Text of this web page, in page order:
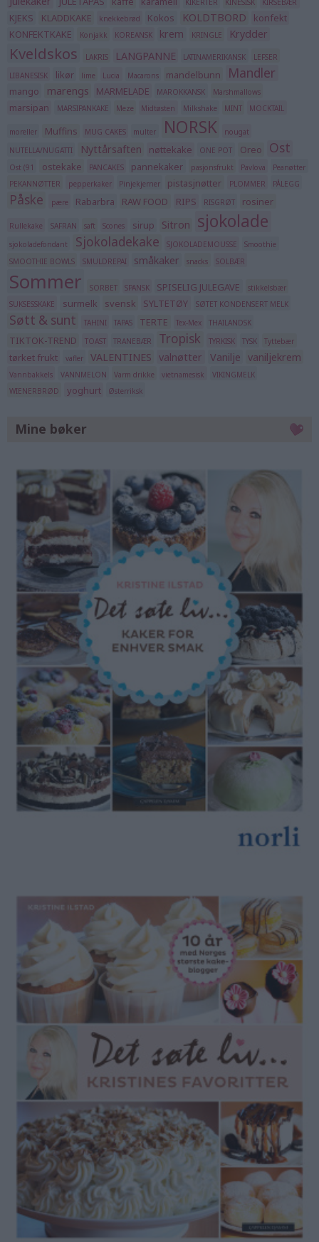
KIKERTER KINESISK KIRSEBÆR
KJEKS KLADDKAKE knekkebrød Kokos KOLDTBORD
konfekt
KONFEKTKAKE
Konjakk KOREANSK krem KRINGLE Krydder
Kveldskos LAKRIS LANGPANNE LATINAMERIKANSK
LEFSER
LIBANESISK
likør lime Lucia Macarons mandelbunn Mandler
mango marengs MARMELADE MAROKKANSK Marshmallows
marsipan MARSIPANKAKE Meze Midtøsten Milkshake MINT MOCKTAIL
moreller Muffins MUG CAKES multer NORSK
nougat
NUTELLA/NUGATTI
Nyttårsaften nøttekake ONE POT Oreo Ost
Ost (91 ostekake PANCAKES pannekaker pasjonsfrukt Pavlova
Peanøtter
PEKANNØTTER
pepperkaker Pinjekjerner pistasjnøtter PLOMMER PÅLEGG
Påske pære Rabarbra RAW FOOD RIPS RISGRØT rosiner
Rullekake SAFRAN saft Scones sirup Sitron sjokolade
sjokoladefondant Sjokoladekake SJOKOLADEMOUSSE
Smoothie
SMOOTHIE BOWLS
SMULDREPAI småkaker snacks SOLBÆR
Sommer SORBET SPANSK SPISELIG JULEGAVE
stikkelsbær
SUKSESSKAKE
surmelk svensk SYLTETØY SØTET KONDENSERT MELK
Søtt & sunt TAHINI TAPAS TERTE Tex-Mex THAILANDSK
TIKTOK-TREND TOAST TRANEBÆR Tropisk TYRKISK TYSK Tyttebær
tørket frukt vafler VALENTINES valnøtter Vanilje vaniljekrem
Vannbakkels VANNMELON Varm drikke vietnamesisk
VIKINGMELK
WIENERBRØD
yoghurt Østerriksk
Mine bøker